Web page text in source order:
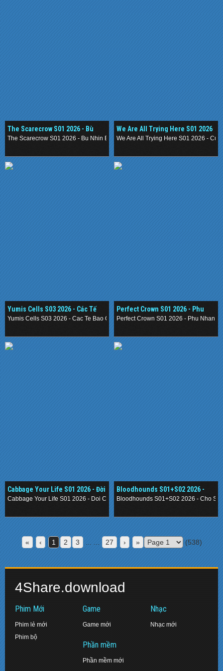
The Scarecrow S01 2026 - Bù
Nhìn Bóng Đêm
The Scarecrow S01 2026 - Bu Nhin Bong Dem
We Are All Trying Here S01 2026
- Cuộc Chiến Trong Chúng Ta
We Are All Trying Here S01 2026 -
Yumis Cells S03 2026 - Các Tế
Bào Của Yumi
Yumis Cells S03 2026 - Cac Te Bao Cua Yumi
Perfect Crown S01 2026 - Phu
Nhân Đại Quân
Perfect Crown S01 2026 - Phu Nhan
Cabbage Your Life S01 2026 - Đời
Cải Thảo
Cabbage Your Life S01 2026 - Doi Cai Thao
Bloodhounds S01+S02 2026 -
Chó Săn Công Lý
Bloodhounds S01+S02 2026 - Cho
« ‹ 1 2 3 27 › » (538)
4Share.download
Phim Mới
Phim lẻ mới
Phim bộ
Game
Game mới
Phần mềm
Phần mềm mới
Nhạc
Nhạc mới